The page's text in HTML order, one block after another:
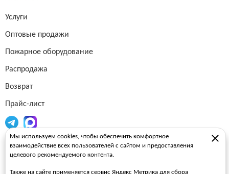
Услуги
Оптовые продажи
Пожарное оборудование
Распродажа
Возврат
Прайс-лист
Огнетушители
Мы используем cookies, чтобы обеспечить комфортное
взаимодействие всех пользователей с сайтом и предоставления
целевого рекомендуемого контента.
Также на сайте применяется сервис Яндекс Метрика для сбора